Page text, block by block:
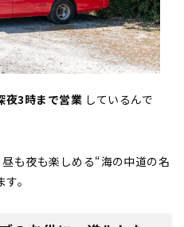
夜3時まで営業 しているんで
も夜も楽しめる“海の中道の名
。